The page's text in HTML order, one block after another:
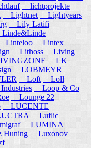
lichtprojekte
Lightnet
Lightyears
Lily Latifi
Linteloo
Lintex
Lithoss
Living
LK
LOBMEYR
Loft
Loll
Loop & Co
Lounge 22
LUCENTE
Luflic
LUMINA
Luxonov